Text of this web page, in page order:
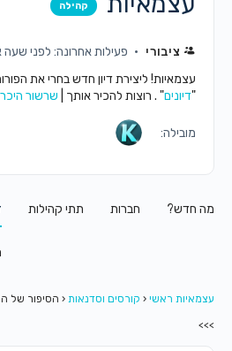
קהילה
ציבורי
פעילות אחרונה: לפני
עצמאיות! ליצירת דיון חדש בחרי את
"דיונים" . רוצות להכיר אותך | שרשור
מובילה:
מה חדש? חברות תתי קהילות
עצמאיות ראשי ‹ קורסים וסדנאות ‹ הסיפור של
>>>